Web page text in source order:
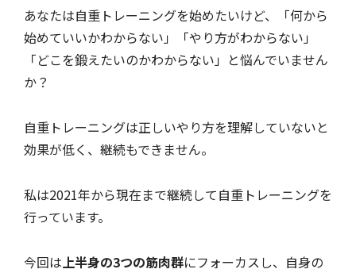
あなたは自重トレーニングを始めたいけど、「何から
始めていいかわからない」「やり方がわからない」
「どこを鍛えたいのかわからない」と悩んでいません
か？
自重トレーニングは正しいやり方を理解していないと
効果が低く、継続もできません。
私は2021年から現在まで継続して自重トレーニングを
行っています。
今回は 上半身の3つの筋肉群にフォーカスし、自身の